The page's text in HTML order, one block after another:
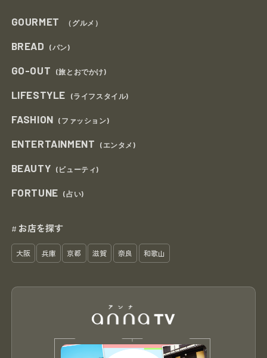
GOURMET （グルメ）
BREAD (パン)
GO-OUT (旅とおでかけ)
LIFESTYLE (ライフスタイル)
FASHION (ファッション)
ENTERTAINMENT (エンタメ)
BEAUTY (ビューティ)
FORTUNE (占い)
# お店を探す
大阪 兵庫 京都 滋賀 奈良 和歌山